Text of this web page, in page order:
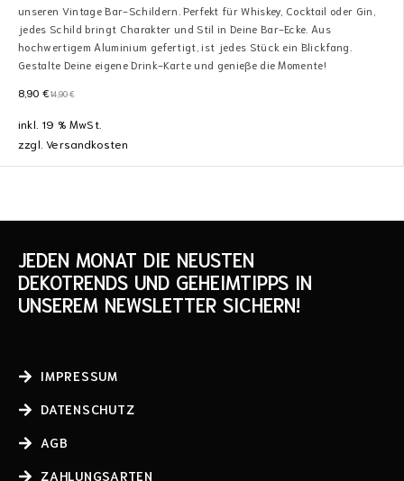
unseren Vintage Bar-Schildern. Perfekt für Whiskey, Cocktail oder Gin,
jedes Schild bringt Charakter und Stil in Deine Bar-Ecke. Aus
hochwertigem Aluminium gefertigt, ist jedes Stück ein Blickfang.
Gestalte Deine eigene Drink-Karte und genieße die Momente!
14,90€
8,90 €
inkl. 19 % MwSt.
zzgl.Versandkosten
JEDEN MONAT DIE NEUSTEN
DEKOTRENDS UND GEHEIMTIPPS IN
UNSEREM NEWSLETTER SICHERN!
IMPRESSUM
DATENSCHUTZ
AGB
ZAHLUNGSARTEN